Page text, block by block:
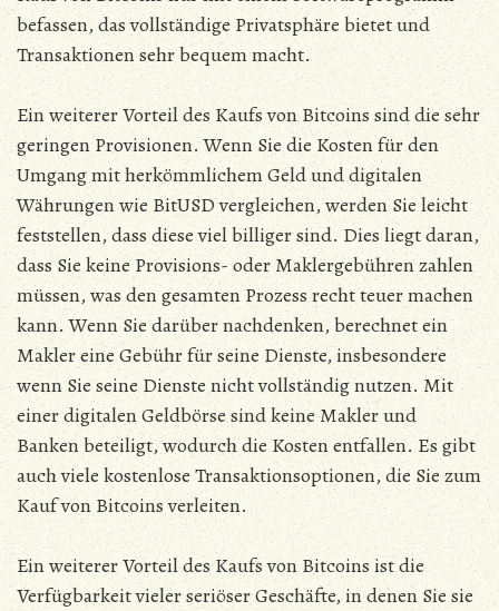
befassen, das vollständige Privatsphäre bietet und
Transaktionen sehr bequem macht.
Ein weiterer Vorteil des Kaufs von Bitcoins sind die sehr
geringen Provisionen. Wenn Sie die Kosten für den
Umgang mit herkömmlichem Geld und digitalen
Währungen wie BitUSD vergleichen, werden Sie leicht
feststellen, dass diese viel billiger sind. Dies liegt daran,
dass Sie keine Provisions- oder Maklergebühren zahlen
müssen, was den gesamten Prozess recht teuer machen
kann. Wenn Sie darüber nachdenken, berechnet ein
Makler eine Gebühr für seine Dienste, insbesondere
wenn Sie seine Dienste nicht vollständig nutzen. Mit
einer digitalen Geldbörse sind keine Makler und
Banken beteiligt, wodurch die Kosten entfallen. Es gibt
auch viele kostenlose Transaktionsoptionen, die Sie zum
Kauf von Bitcoins verleiten.
Ein weiterer Vorteil des Kaufs von Bitcoins ist die
Verfügbarkeit vieler seriöser Geschäfte, in denen Sie sie